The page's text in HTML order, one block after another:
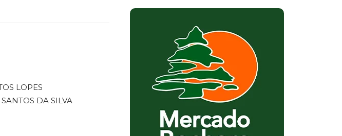
LOPES
DA SILVA